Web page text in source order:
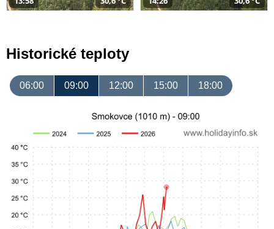
Historické teploty
06:00 09:00 12:00 15:00 18:00